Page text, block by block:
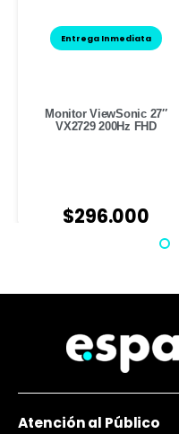
Inmediata
ViewSonic 27″
200Hz FHD
296.000
Atención al Público